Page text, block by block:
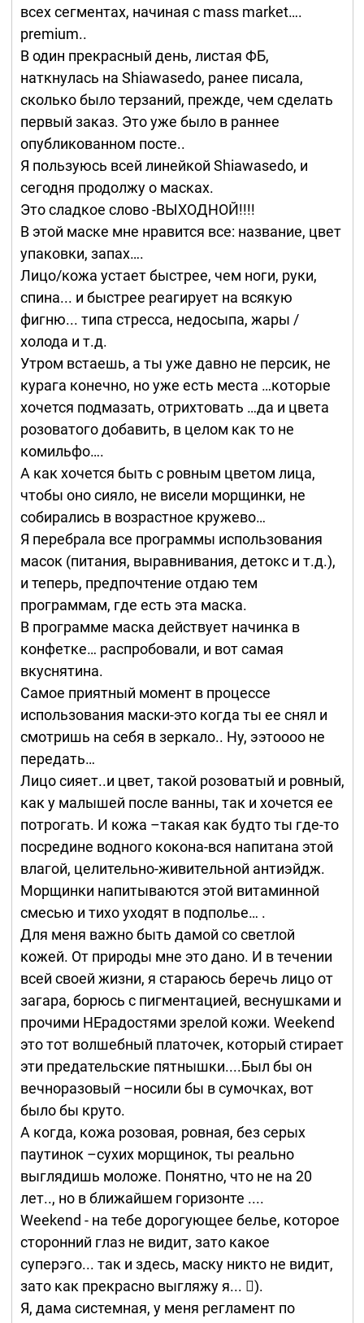
всех сегментах, начиная с mass market….
premium..
В один прекрасный день, листая ФБ,
наткнулась на Shiawasedo, ранее писала,
сколько было терзаний, прежде, чем сделать
первый заказ. Это уже было в раннее
опубликованном посте..
Я пользуюсь всей линейкой Shiawasedo, и
сегодня продолжу о масках.
Это сладкое слово -ВЫХОДНОЙ!!!!
В этой маске мне нравится все: название, цвет
упаковки, запах….
Лицо/кожа устает быстрее, чем ноги, руки,
спина... и быстрее реагирует на всякую
фигню... типа стресса, недосыпа, жары /
холода и т.д.
Утром встаешь, а ты уже давно не персик, не
курага конечно, но уже есть места …которые
хочется подмазать, отрихтовать …да и цвета
розоватого добавить, в целом как то не
комильфо….
А как хочется быть с ровным цветом лица,
чтобы оно сияло, не висели морщинки, не
собирались в возрастное кружево…
Я перебрала все программы использования
масок (питания, выравнивания, детокс и т.д.),
и теперь, предпочтение отдаю тем
программам, где есть эта маска.
В программе маска действует начинка в
конфетке… распробовали, и вот самая
вкуснятина.
Самое приятный момент в процессе
использования маски-это когда ты ее снял и
смотришь на себя в зеркало.. Ну, ээтоооо не
передать…
Лицо сияет..и цвет, такой розоватый и ровный,
как у малышей после ванны, так и хочется ее
потрогать. И кожа –такая как будто ты где-то
посредине водного кокона-вся напитана этой
влагой, целительно-живительной антиэйдж.
Морщинки напитываются этой витаминной
смесью и тихо уходят в подполье… .
Для меня важно быть дамой со светлой
кожей. От природы мне это дано. И в течении
всей своей жизни, я стараюсь беречь лицо от
загара, борюсь с пигментацией, веснушками и
прочими НЕрадостями зрелой кожи. Weekend
это тот волшебный платочек, который стирает
эти предательские пятнышки....Был бы он
вечноразовый –носили бы в сумочках, вот
было бы круто.
А когда, кожа розовая, ровная, без серых
паутинок –сухих морщинок, ты реально
выглядишь моложе. Понятно, что не на 20
лет.., но в ближайшем горизонте ....
Weekend - на тебе дорогующее белье, которое
сторонний глаз не видит, зато какое
суперэго... так и здесь, маску никто не видит,
зато как прекрасно выгляжу я... ).
Я, дама системная, у меня регламент по